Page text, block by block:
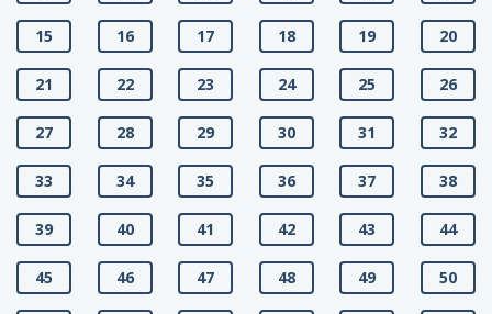
15 16 17 18 19 20
21 22 23 24 25 26
27 28 29 30 31 32
33 34 35 36 37 38
39 40 41 42 43 44
45 46 47 48 49 50